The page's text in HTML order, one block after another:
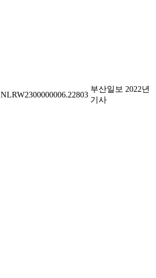
NLRW2300000006.22803
부산일보 2022년
기사